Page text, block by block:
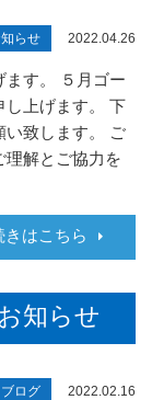
らせ 2022.04.26
ます。 ５月ゴー
し上げます。 下
い致します。 ご
理解とご協力を
きはこちら
知らせ
ブログ 2022.02.16